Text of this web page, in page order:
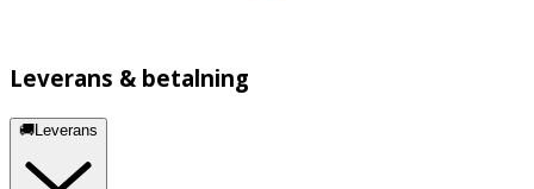
Leverans & betalning
🚚Leverans